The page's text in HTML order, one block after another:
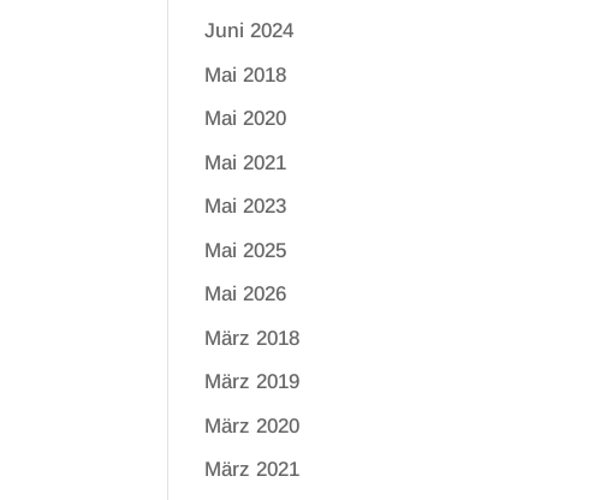
Juni 2024
Mai 2018
Mai 2020
Mai 2021
Mai 2023
Mai 2025
Mai 2026
März 2018
März 2019
März 2020
März 2021